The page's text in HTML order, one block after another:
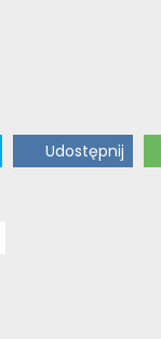
Udostępnij